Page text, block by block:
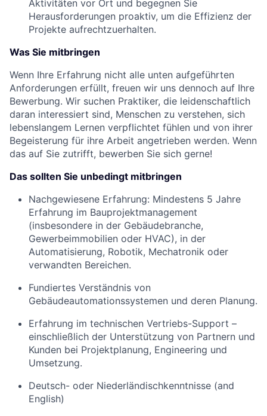
Aktivitäten vor Ort und begegnen Sie
Herausforderungen proaktiv, um die Effizienz der
Projekte aufrechtzuerhalten.
Was Sie mitbringen
Wenn Ihre Erfahrung nicht alle unten aufgeführten
Anforderungen erfüllt, freuen wir uns dennoch auf Ihre
Bewerbung. Wir suchen Praktiker, die leidenschaftlich
daran interessiert sind, Menschen zu verstehen, sich
lebenslangem Lernen verpflichtet fühlen und von ihrer
Begeisterung für ihre Arbeit angetrieben werden. Wenn
das auf Sie zutrifft, bewerben Sie sich gerne!
Das sollten Sie unbedingt mitbringen
Nachgewiesene Erfahrung: Mindestens 5 Jahre
Erfahrung im Bauprojektmanagement
(insbesondere in der Gebäudebranche,
Gewerbeimmobilien oder HVAC), in der
Automatisierung, Robotik, Mechatronik oder
verwandten Bereichen.
Fundiertes Verständnis von
Gebäudeautomationssystemen und deren Planung.
Erfahrung im technischen Vertriebs-Support –
einschließlich der Unterstützung von Partnern und
Kunden bei Projektplanung, Engineering und
Umsetzung.
Deutsch- oder Niederländischkenntnisse (and
English)